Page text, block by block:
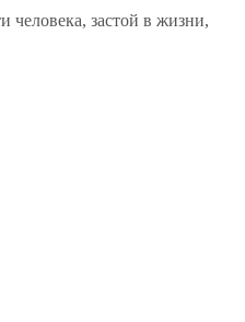
человека, застой в жизни,